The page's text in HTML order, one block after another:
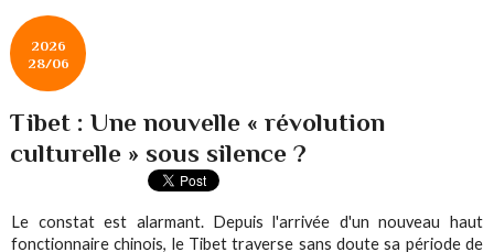
2026
28/06
Tibet : Une nouvelle « révolution
culturelle » sous silence ?
Le constat est alarmant. Depuis l'arrivée d'un nouveau haut
fonctionnaire chinois, le Tibet traverse sans doute sa période de